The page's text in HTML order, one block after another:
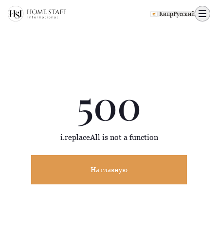
500 page
🇨🇾 КипрРусский
500
i.replaceAll is not a function
На главную